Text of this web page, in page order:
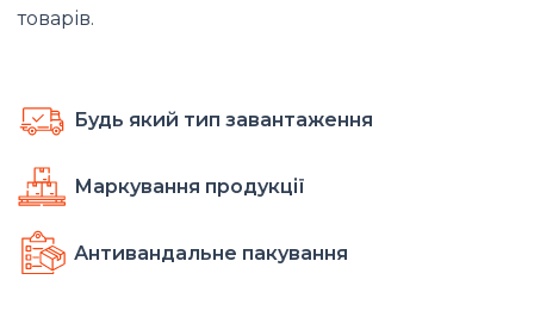
товарів.
Будь який тип завантаження
Маркування продукції
Антивандальне пакування